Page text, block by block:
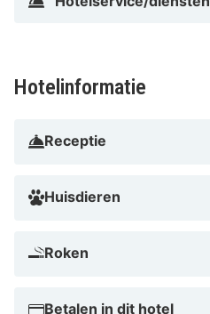
Hotelinformatie
Receptie
Huisdieren
Roken
Betalen in dit hotel